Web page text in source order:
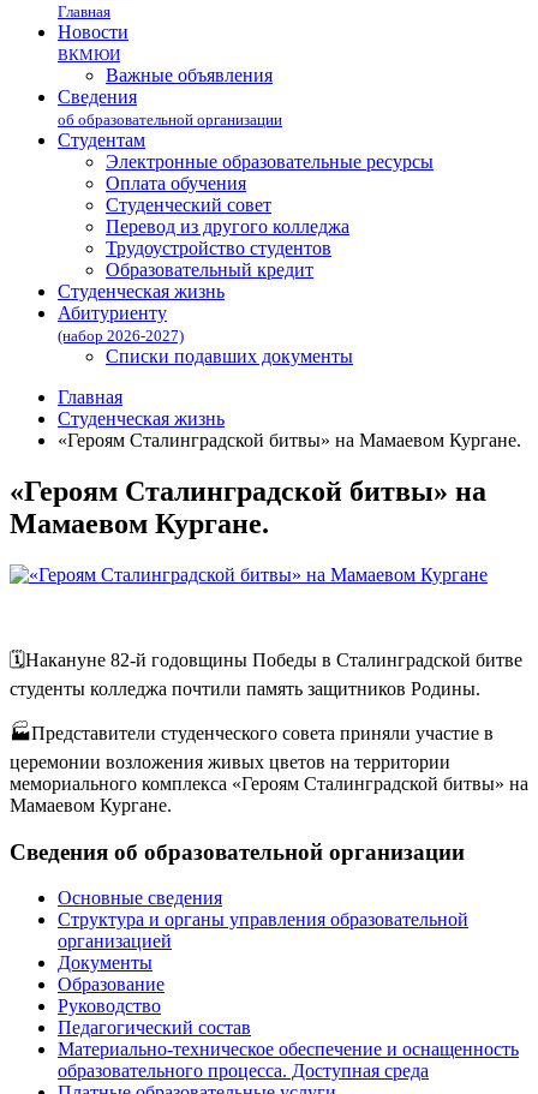
Главная
Новости
ВКМЮИ
Важные объявления
Сведения
об образовательной организации
Студентам
Электронные образовательные ресурсы
Оплата обучения
Студенческий совет
Перевод из другого колледжа
Трудоустройство студентов
Образовательный кредит
Студенческая жизнь
Абитуриенту
(набор 2026-2027)
Списки подавших документы
Главная
Студенческая жизнь
«Героям Сталинградской битвы» на Мамаевом Кургане.
«Героям Сталинградской битвы» на
Мамаевом Кургане.
🗓️Накануне 82-й годовщины Победы в Сталинградской битве
студенты колледжа почтили память защитников Родины.
🏭Представители студенческого совета приняли участие в
церемонии возложения живых цветов на территории
мемориального комплекса «Героям Сталинградской битвы» на
Мамаевом Кургане.
Сведения об образовательной организации
Основные сведения
Структура и органы управления образовательной
организацией
Документы
Образование
Руководство
Педагогический состав
Материально-техническое обеспечение и оснащенность
образовательного процесса. Доступная среда